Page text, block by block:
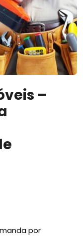
–
por